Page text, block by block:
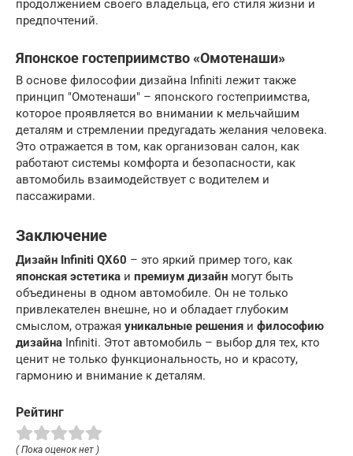
продолжением своего владельца, его стиля жизни и
предпочтений.
Японское гостеприимство «Омотенаши»
В основе философии дизайна Infiniti лежит также
принцип "Омотенаши" – японского гостеприимства,
которое проявляется во внимании к мельчайшим
деталям и стремлении предугадать желания человека.
Это отражается в том, как организован салон, как
работают системы комфорта и безопасности, как
автомобиль взаимодействует с водителем и
пассажирами.
Заключение
Дизайн Infiniti QX60 – это яркий пример того, как
японская эстетика и премиум дизайн могут быть
объединены в одном автомобиле. Он не только
привлекателен внешне, но и обладает глубоким
смыслом, отражая уникальные решения и философию
дизайна Infiniti. Этот автомобиль – выбор для тех, кто
ценит не только функциональность, но и красоту,
гармонию и внимание к деталям.
Рейтинг
( Пока оценок нет )